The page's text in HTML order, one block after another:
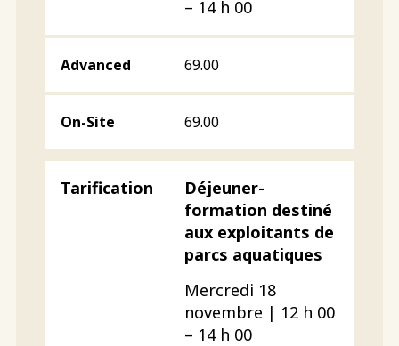
– 14 h 00
69.00
69.00
Déjeuner-
formation destiné
aux exploitants de
parcs aquatiques
Mercredi 18
novembre | 12 h 00
– 14 h 00